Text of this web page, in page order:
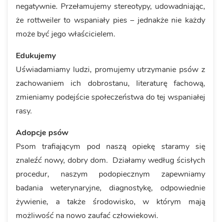
negatywnie. Przełamujemy stereotypy, udowadniając,
że rottweiler to wspaniały pies – jednakże nie każdy
może być jego właścicielem.
Edukujemy
Uświadamiamy ludzi, promujemy utrzymanie psów z
zachowaniem ich dobrostanu, literaturę fachową,
zmieniamy podejście społeczeństwa do tej wspaniałej
rasy.
Adopcje psów
Psom trafiającym pod naszą opiekę staramy się
znaleźć nowy, dobry dom. Działamy według ścisłych
procedur, naszym podopiecznym zapewniamy
badania weterynaryjne, diagnostykę, odpowiednie
żywienie, a także środowisko, w którym mają
możliwość na nowo zaufać człowiekowi.